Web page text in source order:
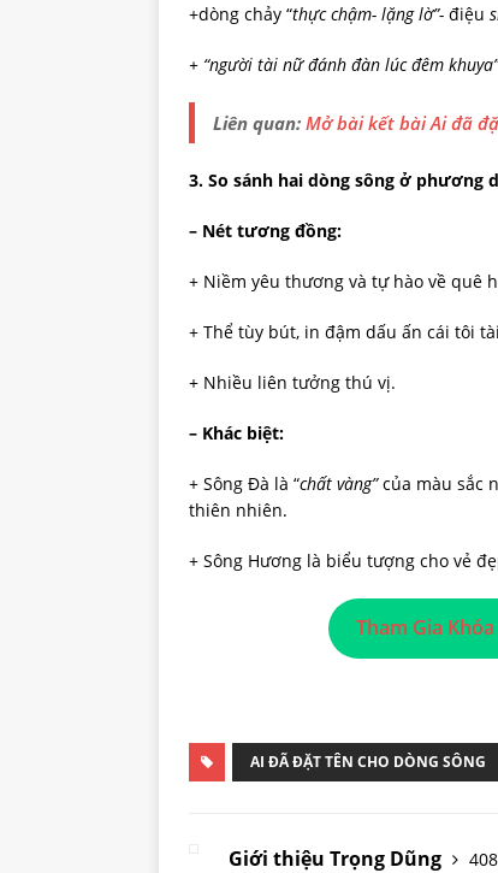
+dòng chảy “thực chậm- lặng lờ”- điệu
+ “người tài nữ đánh đàn lúc đêm khuya”
Liên quan: Mở bài kết bài Ai đã
3. So sánh hai dòng sông ở
– Nét tương đồng:
+ Niềm yêu thương và tự hào về quê
+ Thể tùy bút, in đậm dấu ấn cái tôi
+ Nhiều liên tưởng thú vị.
– Khác biệt:
+ Sông Đà là “chất vàng”của màu sắc
thiên nhiên.
+ Sông Hương là biểu tượng cho vẻ
Tham Gia
AI ĐÃ ĐẶT TÊN CHO DÒNG SÔNG
Giới thiệu Trọng Dũng